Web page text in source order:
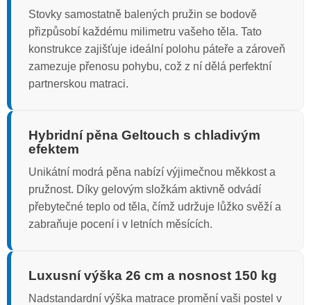
Stovky samostatně balených pružin se bodově
přizpůsobí každému milimetru vašeho těla. Tato
konstrukce zajišťuje ideální polohu páteře a zároveň
zamezuje přenosu pohybu, což z ní dělá perfektní
partnerskou matraci.
Hybridní pěna Geltouch s chladivým
efektem
Unikátní modrá pěna nabízí výjimečnou měkkost a
pružnost. Díky gelovým složkám aktivně odvádí
přebytečné teplo od těla, čímž udržuje lůžko svěží a
zabraňuje pocení i v letních měsících.
Luxusní výška 26 cm a nosnost 150 kg
Nadstandardní výška matrace promění vaši postel v